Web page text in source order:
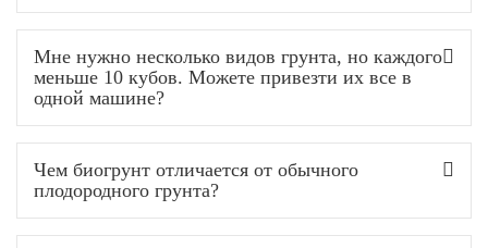
Мне нужно несколько видов грунта, но каждого
меньше 10 кубов. Можете привезти их все в
одной машине?
Чем биогрунт отличается от обычного
плодородного грунта?